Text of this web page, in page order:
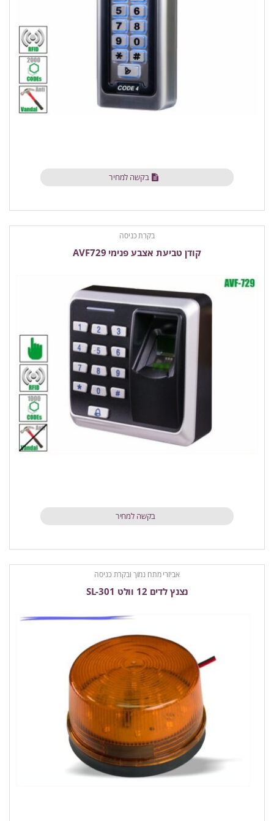
בקשה למחיר
בקרת כניסה
קודן טביעת אצבע פנימי AVF729
בקשה למחיר
אביזרי מתח נמוך ובקרת כניסה
נצנץ לדים 12 וולט SL-301